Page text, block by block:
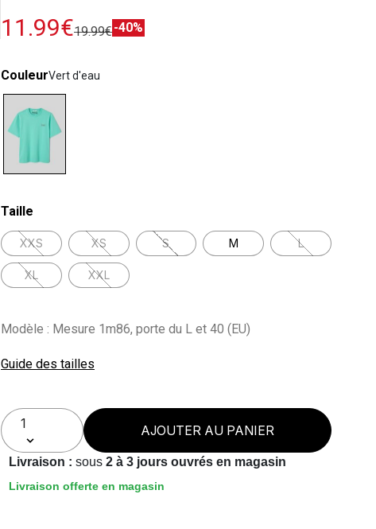
11.99€19.99€-40%
CouleurVert d'eau
Taille
XXS XS S M L
XL XXL
Modèle : Mesure 1m86, porte du L et 40 (EU)
Guide des tailles
AJOUTER AU PANIER
Livraison : sous 2 à 3 jours ouvrés en magasin
Livraison offerte en magasin